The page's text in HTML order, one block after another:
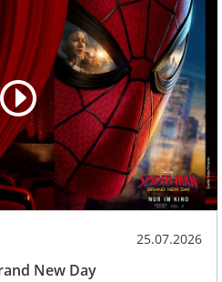
25.07.2026
New Day